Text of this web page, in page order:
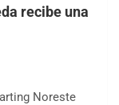
recibe una
Noreste